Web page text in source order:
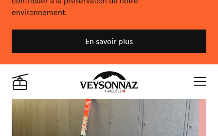
environnement.
En savoir plus
Veysonnaz
Live